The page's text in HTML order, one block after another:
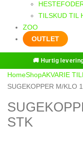
TILSKUD TIL
ZOO
OUTLET
HomeShopAKVARIE
SUGEKOPPER M/KLO
STK